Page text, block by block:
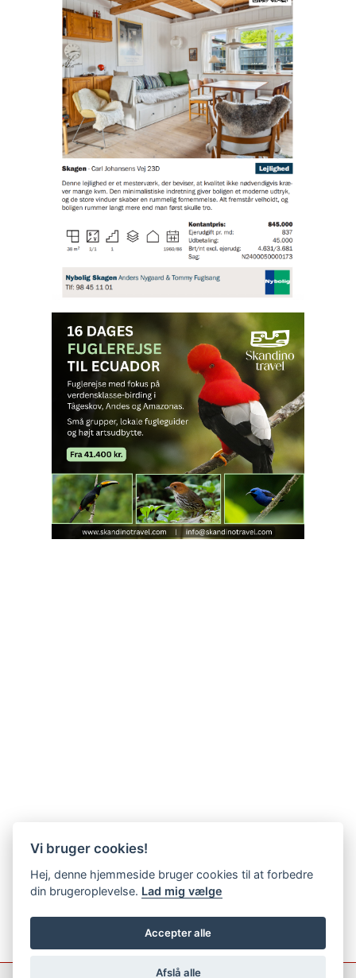
Vi bruger cookies!
Hej, denne hjemmeside bruger cookies til at forbedre
din brugeroplevelse. Lad mig vælge
Accepter alle
Afslå alle